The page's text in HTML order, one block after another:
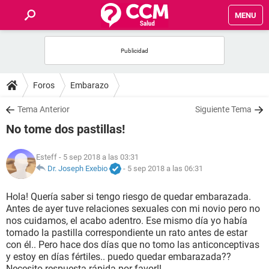
MENU
FOROS
SALUD
NUTRICIÓN
BIENESTAR
SEXUALIDAD
GLOSARIO
Foros Embarazo
Tema Anterior Siguiente Tema
No tome dos pastillas!
Esteff - 5 sep 2018 a las 03:31
Dr. Joseph Exebio
- 5 sep 2018 a las 06:31
Hola! Quería saber si tengo riesgo de quedar embarazada.
Antes de ayer tuve relaciones sexuales con mi novio pero no
nos cuidamos, el acabo adentro. Ese mismo día yo había
tomado la pastilla correspondiente un rato antes de estar
con él.. Pero hace dos días que no tomo las anticonceptivas
y estoy en días fértiles.. puedo quedar embarazada??